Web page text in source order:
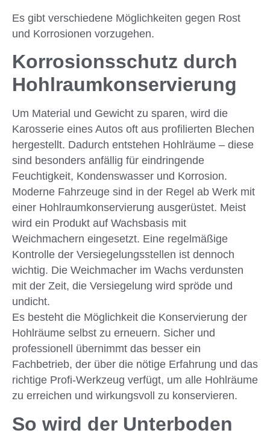
Es gibt verschiedene Möglichkeiten gegen Rost
und Korrosionen vorzugehen.
Korrosionsschutz durch
Hohlraumkonservierung
Um Material und Gewicht zu sparen, wird die
Karosserie eines Autos oft aus profilierten Blechen
hergestellt. Dadurch entstehen Hohlräume – diese
sind besonders anfällig für eindringende
Feuchtigkeit, Kondenswasser und Korrosion.
Moderne Fahrzeuge sind in der Regel ab Werk mit
einer Hohlraumkonservierung ausgerüstet. Meist
wird ein Produkt auf Wachsbasis mit
Weichmachern eingesetzt. Eine regelmäßige
Kontrolle der Versiegelungsstellen ist dennoch
wichtig. Die Weichmacher im Wachs verdunsten
mit der Zeit, die Versiegelung wird spröde und
undicht.
Es besteht die Möglichkeit die Konservierung der
Hohlräume selbst zu erneuern. Sicher und
professionell übernimmt das besser ein
Fachbetrieb, der über die nötige Erfahrung und das
richtige Profi-Werkzeug verfügt, um alle Hohlräume
zu erreichen und wirkungsvoll zu konservieren.
So wird der Unterboden